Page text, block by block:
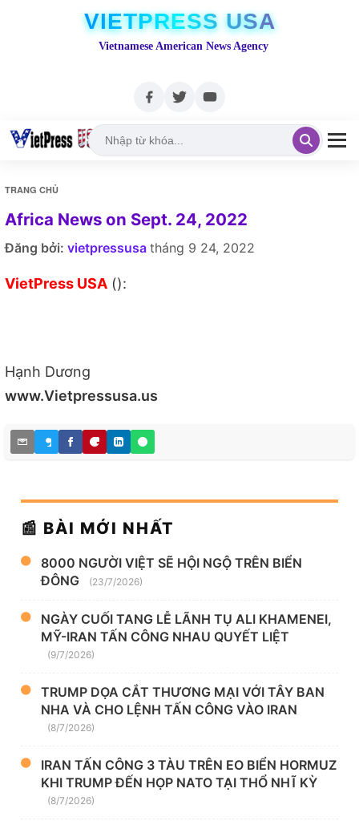
VIETPRESS USA
Vietnamese American News Agency
TRANG CHỦ
Africa News on Sept. 24, 2022
Đăng bởi: vietpressusa tháng 9 24, 2022
VietPress USA ():
Hạnh Dương
www.Vietpressusa.us
📰 BÀI MỚI NHẤT
8000 NGƯỜI VIỆT SẼ HỘI NGỘ TRÊN BIỂN
ĐÔNG
(23/7/2026)
NGÀY CUỐI TANG LỄ LÃNH TỤ ALI KHAMENEI,
MỸ-IRAN TẤN CÔNG NHAU QUYẾT LIỆT
(9/7/2026)
TRUMP DỌA CẮT THƯƠNG MẠI VỚI TÂY BAN
NHA VÀ CHO LỆNH TẤN CÔNG VÀO IRAN
(8/7/2026)
IRAN TẤN CÔNG 3 TÀU TRÊN EO BIỂN HORMUZ
KHI TRUMP ĐẾN HỌP NATO TẠI THỔ NHĨ KỲ
(8/7/2026)